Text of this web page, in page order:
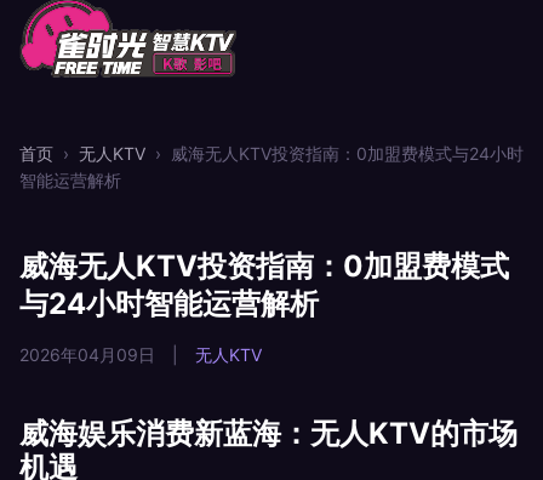
首页 › 无人KTV ›
威海无人KTV投资指南：0加盟费模式与24小时
智能运营解析
威海无人KTV投资指南：0加盟费模式
与24小时智能运营解析
2026年04月09日 无人KTV
威海娱乐消费新蓝海：无人KTV的市场
机遇